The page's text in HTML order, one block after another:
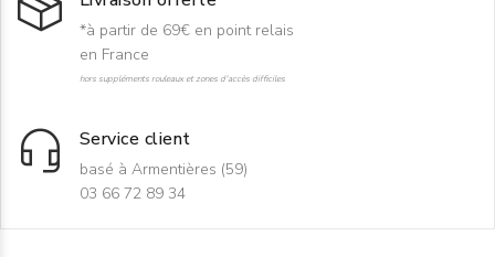
*à partir de 69€ en point relais
en France
hors suppléments rouleaux et zones d'accès difficiles
Service client
basé à Armentières (59)
03 66 72 89 34